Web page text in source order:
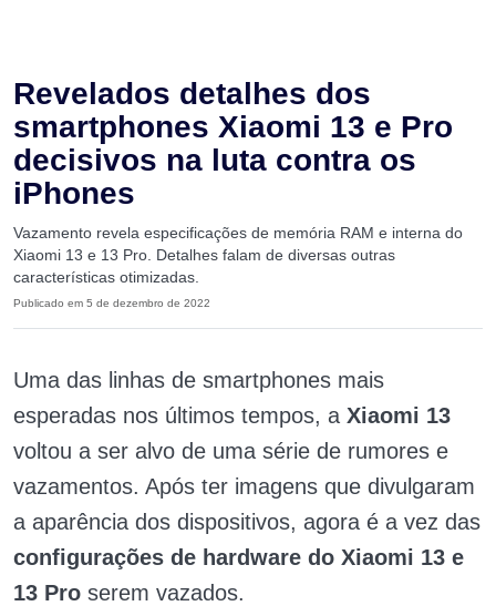
Revelados detalhes dos
smartphones Xiaomi 13 e Pro
decisivos na luta contra os
iPhones
Vazamento revela especificações de memória RAM e interna do
Xiaomi 13 e 13 Pro. Detalhes falam de diversas outras
características otimizadas.
Publicado em 5 de dezembro de 2022
Uma das linhas de smartphones mais
esperadas nos últimos tempos, a Xiaomi 13
voltou a ser alvo de uma série de rumores e
vazamentos. Após ter imagens que divulgaram
a aparência dos dispositivos, agora é a vez das
configurações de hardware do Xiaomi 13 e
13 Pro serem vazados.